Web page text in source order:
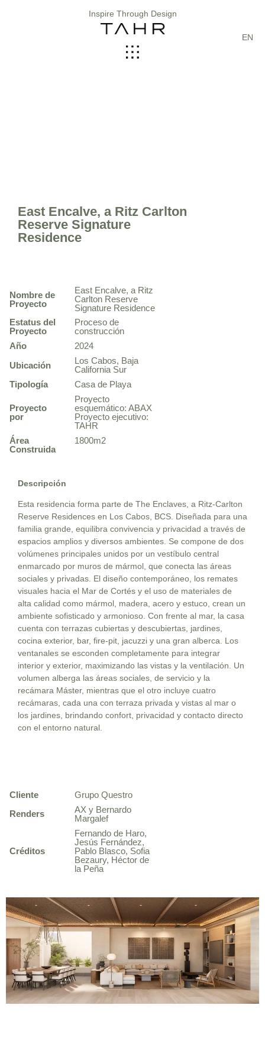
Inspire Through Design
EN
East Encalve, a Ritz Carlton
Reserve Signature
Residence
Nombre de
Proyecto
East Encalve, a Ritz
Carlton Reserve
Signature Residence
Estatus del
Proyecto
Proceso de
construcción
Año
2024
Ubicación
Los Cabos, Baja
California Sur
Tipología
Casa de Playa
Proyecto
por
Proyecto
esquemático: ABAX
Proyecto ejecutivo:
TAHR
Área
Construida
1800m2
Descripción
Esta residencia forma parte de The Enclaves, a Ritz-Carlton
Reserve Residences en Los Cabos, BCS. Diseñada para una
familia grande, equilibra convivencia y privacidad a través de
espacios amplios y diversos ambientes. Se compone de dos
volúmenes principales unidos por un vestíbulo central
enmarcado por muros de mármol, que conecta las áreas
sociales y privadas. El diseño contemporáneo, los remates
visuales hacia el Mar de Cortés y el uso de materiales de
alta calidad como mármol, madera, acero y estuco, crean un
ambiente sofisticado y armonioso. Con frente al mar, la casa
cuenta con terrazas cubiertas y descubiertas, jardines,
cocina exterior, bar, fire-pit, jacuzzi y una gran alberca. Los
ventanales se esconden completamente para integrar
interior y exterior, maximizando las vistas y la ventilación. Un
volumen alberga las áreas sociales, de servicio y la
recámara Máster, mientras que el otro incluye cuatro
recámaras, cada una con terraza privada y vistas al mar o
los jardines, brindando confort, privacidad y contacto directo
con el entorno natural.
Cliente
Grupo Questro
Renders
AX y Bernardo
Margalef
Créditos
Fernando de Haro,
Jesús Fernández,
Pablo Blasco, Sofia
Bezaury, Héctor de
la Peña